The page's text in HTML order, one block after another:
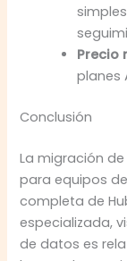
Precio
planes
Conclusión
La migración
para equipos
completa de
especializada,
de datos es